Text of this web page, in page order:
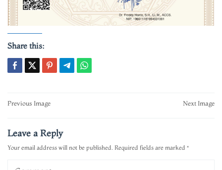
Share this:
Post
Previous Image Next Image
Leave a Reply
Your email address will not be published. Required fields are marked *